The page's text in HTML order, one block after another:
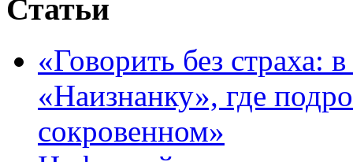
Статьи
«Говорить без страха:
«Наизнанку», где
сокровенном»